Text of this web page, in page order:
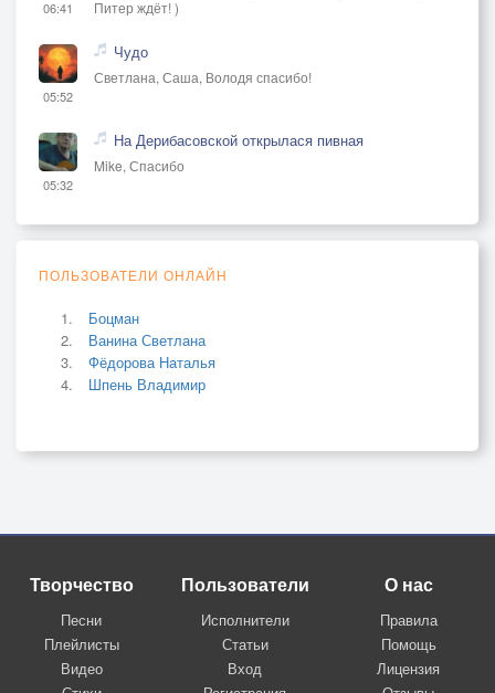
06:41
Питер ждёт! )
05:52
Чудо
Светлана, Саша, Володя спасибо!
05:32
На Дерибасовской открылася пивная
Mike, Спасибо
ПОЛЬЗОВАТЕЛИ ОНЛАЙН
Боцман
Ванина Светлана
Фёдорова Наталья
Шпень Владимир
Творчество
Песни
Плейлисты
Видео
Пользователи
Исполнители
Статьи
Вход
О нас
Правила
Помощь
Лицензия